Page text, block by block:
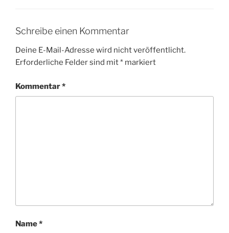
Schreibe einen Kommentar
Deine E-Mail-Adresse wird nicht veröffentlicht.
Erforderliche Felder sind mit* markiert
Kommentar*
Name*